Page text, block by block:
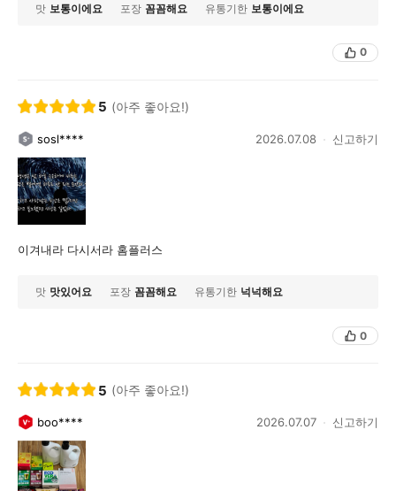
맛 보통이에요 포장 꼼꼼해요 유통기한 보통이에요
0
5 (아주 좋아요!)
sosl**** 2026.07.08 신고하기
이겨내라 다시서라 홈플러스
맛 맛있어요 포장 꼼꼼해요 유통기한 넉넉해요
0
5 (아주 좋아요!)
boo**** 2026.07.07 신고하기